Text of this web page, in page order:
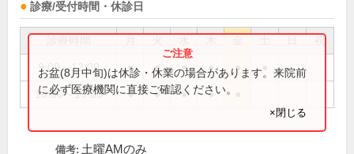
診療/受付時間・休診日
祝
9:00～12:00 ● ● ● ● ●
16:00～19:00 ● ● ● ●
お盆(8月中旬)は休診・休業の場合があります。来院前
に必ず医療機関に直接ご確認ください。
×閉じる
備考: 土曜AMのみ